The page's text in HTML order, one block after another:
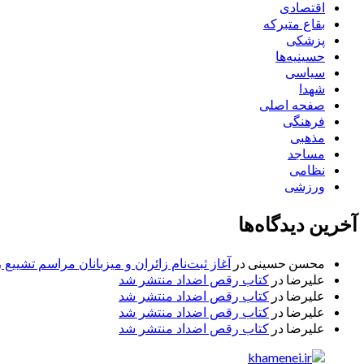
اقتصادی
بقاع متبرکه
پزشکی
حسینیه‌ها
سیاسی
شهدا
صفحه اصلی
فرهنگی
مذهبی
مساجد
نظامی
ورزشی
آخرین دیدگاه‌ها
محسن حسینی در آغاز ثبت‌نام زائران و میزبانان مراسم
علیرضا در کتاب رقص اضداد منتشر شد
علیرضا در کتاب رقص اضداد منتشر شد
علیرضا در کتاب رقص اضداد منتشر شد
علیرضا در کتاب رقص اضداد منتشر شد